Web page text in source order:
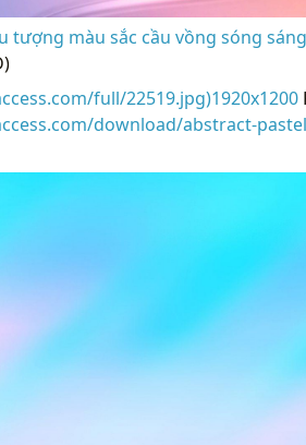
tượng màu sắc cầu vồng sóng
full/22519.jpg)1920x1200
download/abstract-